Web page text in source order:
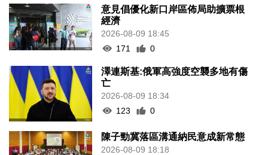
意見倡優化新口岸區佈局助擴票根
經濟
2026-08-09 18:45
171
0
澤連斯基:俄軍高強度空襲多地有傷
亡
2026-08-09 18:34
123
0
陳子勁冀落區溝通納民意成新常態
2026-08-09 18:18